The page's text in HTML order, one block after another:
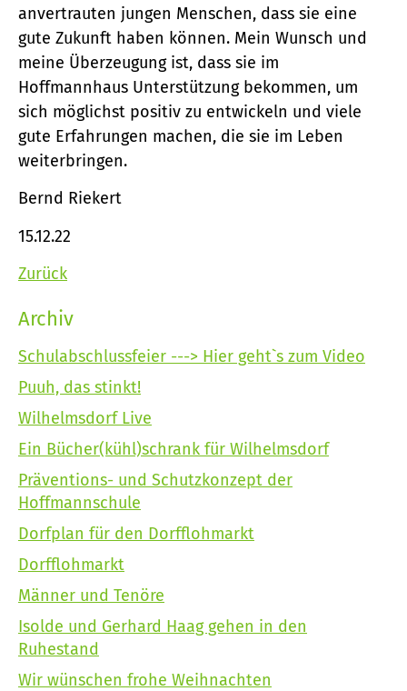
anvertrauten jungen Menschen, dass sie eine
gute Zukunft haben können. Mein Wunsch und
meine Überzeugung ist, dass sie im
Hoffmannhaus Unterstützung bekommen, um
sich möglichst positiv zu entwickeln und viele
gute Erfahrungen machen, die sie im Leben
weiterbringen.
Bernd Riekert
15.12.22
Zurück
Archiv
Schulabschlussfeier ---> Hier geht`s zum Video
Puuh, das stinkt!
Wilhelmsdorf Live
Ein Bücher(kühl)schrank für Wilhelmsdorf
Präventions- und Schutzkonzept der
Hoffmannschule
Dorfplan für den Dorfflohmarkt
Dorfflohmarkt
Männer und Tenöre
Isolde und Gerhard Haag gehen in den
Ruhestand
Wir wünschen frohe Weihnachten